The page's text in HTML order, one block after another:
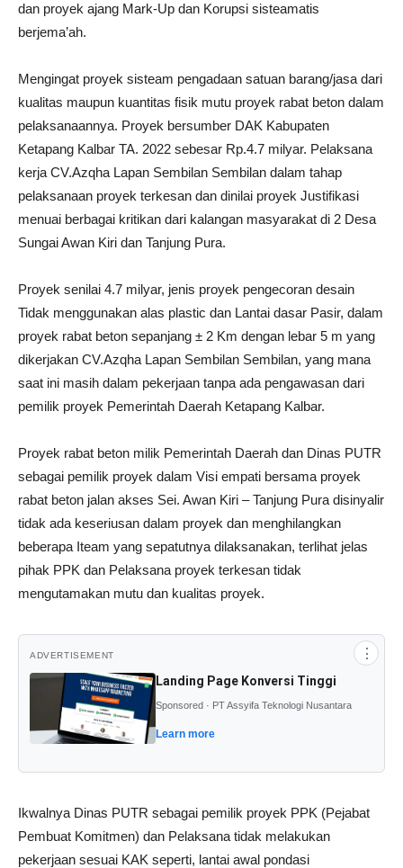
dan proyek ajang Mark-Up dan Korupsi sisteamatis
berjema’ah.
Mengingat proyek sisteam pengadaan satuan barang/jasa dari
kualitas maupun kuantitas fisik mutu proyek rabat beton dalam
pelaksanaannya. Proyek bersumber DAK Kabupaten
Ketapang Kalbar TA. 2022 sebesar Rp.4.7 milyar. Pelaksana
kerja CV.Azqha Lapan Sembilan Sembilan dalam tahap
pelaksanaan proyek terkesan dan dinilai proyek Justifikasi
menuai berbagai kritikan dari kalangan masyarakat di 2 Desa
Sungai Awan Kiri dan Tanjung Pura.
Proyek senilai 4.7 milyar, jenis proyek pengecoran desain
Tidak menggunakan alas plastic dan Lantai dasar Pasir, dalam
proyek rabat beton sepanjang ± 2 Km dengan lebar 5 m yang
dikerjakan CV.Azqha Lapan Sembilan Sembilan, yang mana
saat ini masih dalam pekerjaan tanpa ada pengawasan dari
pemilik proyek Pemerintah Daerah Ketapang Kalbar.
Proyek rabat beton milik Pemerintah Daerah dan Dinas PUTR
sebagai pemilik proyek dalam Visi empati bersama proyek
rabat beton jalan akses Sei. Awan Kiri – Tanjung Pura disinyalir
tidak ada keseriusan dalam proyek dan menghilangkan
beberapa Iteam yang sepatutnya dilaksanakan, terlihat jelas
pihak PPK dan Pelaksana proyek terkesan tidak
mengutamakan mutu dan kualitas proyek.
ADVERTISEMENT ⋮
Landing Page Konversi Tinggi
Sponsored · PT Assyifa Teknologi Nusantara
Learn more
Ikwalnya Dinas PUTR sebagai pemilik proyek PPK (Pejabat
Pembuat Komitmen) dan Pelaksana tidak melakukan
pekerjaan sesuai KAK seperti, lantai awal pondasi